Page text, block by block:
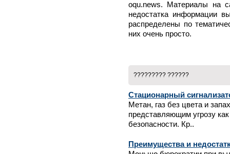
oqu.news. Материалы на
недостатка информации
распределены по
них очень просто.
????????? ??????
Стационарный
Метан, газ без цвета и
представляющим угрозу
безопасности. Кр..
Преимущества и